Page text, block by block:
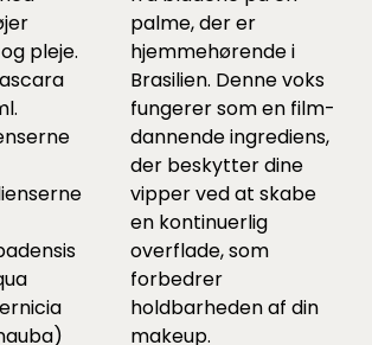
pleje.
palme, der er
hjemmehørende i
Brasilien. Denne voks
fungerer som en film-
dannende ingrediens,
der beskytter dine
vipper ved at skabe
en kontinuerlig
overflade, som
forbedrer
holdbarheden af din
makeup.